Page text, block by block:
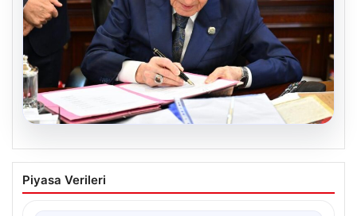
05.08.2026
Bahçeli’den çerçeve yasa açıklaması:
Bin yıllık kardeşliğimiz tescillendi
Piyasa Verileri